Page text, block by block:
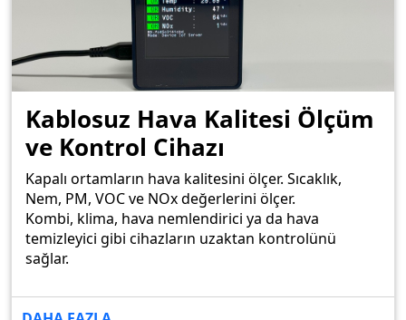
Kablosuz Hava Kalitesi Ölçüm
ve Kontrol Cihazı
Kapalı ortamların hava kalitesini ölçer. Sıcaklık,
Nem, PM, VOC ve NOx değerlerini ölçer.
Kombi, klima, hava nemlendirici ya da hava
temizleyici gibi cihazların uzaktan kontrolünü
sağlar.